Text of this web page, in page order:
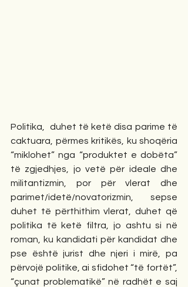
Politika,  duhet të ketë disa parime të
caktuara, përmes kritikës, ku shoqëria
“miklohet” nga “produktet e dobëta”
të zgjedhjes, jo vetë për ideale dhe
militantizmin, por për vlerat dhe
parimet/idetë/novatorizmin, sepse
duhet të përthithim vlerat, duhet që
politika të ketë filtra, jo ashtu si në
roman, ku kandidati për kandidat dhe
pse është jurist dhe njeri i mirë, pa
përvojë politike, ai sfidohet “të fortët”,
“çunat problematikë” në radhët e saj